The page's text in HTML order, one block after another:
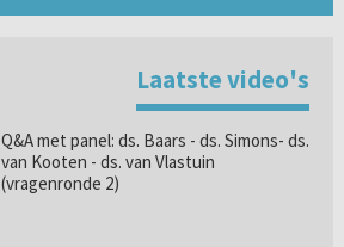
Laatste video's
Q&A met panel: ds. Baars - ds. Simons- ds.
van Kooten - ds. van Vlastuin
(vragenronde 2)